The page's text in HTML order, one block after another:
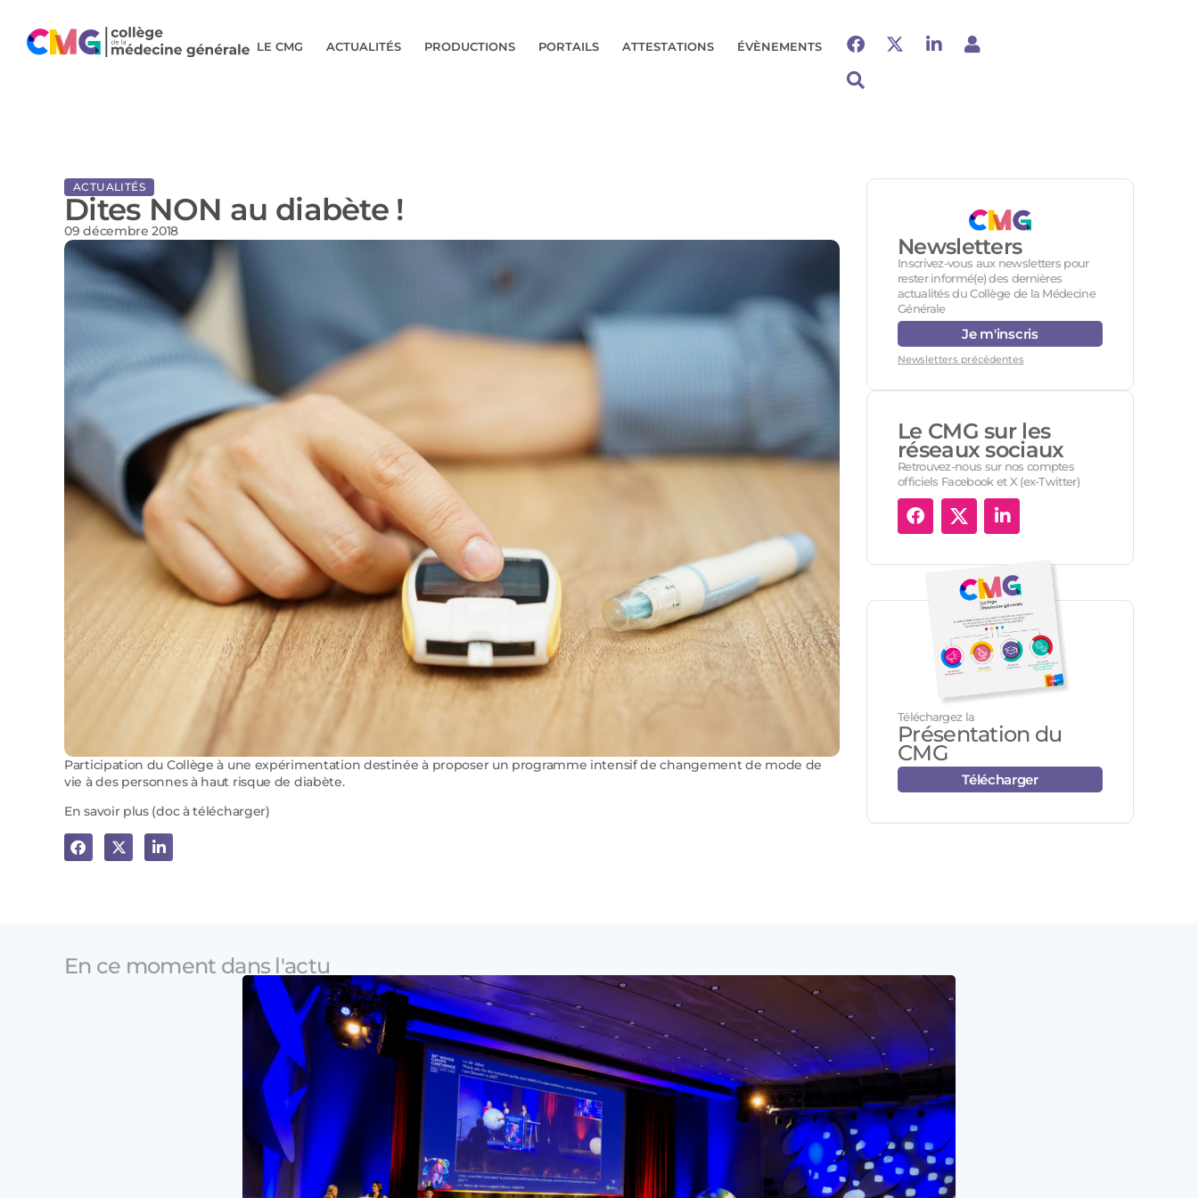
LE CMG ACTUALITÉS PRODUCTIONS PORTAILS ATTESTATIONS ÉVÈNEMENTS
ACTUALITÉS
Dites NON au diabète !
09 décembre 2018
Participation du Collège à une expérimentation destinée à proposer un programme intensif de changement de mode de
vie à des personnes à haut risque de diabète.
En savoir plus (doc à télécharger)
Newsletters
Inscrivez-vous aux newsletters pour
rester informé(e) des dernières
actualités du Collège de la Médecine
Générale
Je m'inscris
Newsletters précédentes
Le CMG sur les
réseaux sociaux
Retrouvez-nous sur nos comptes
officiels Facebook et X (ex-Twitter)
Téléchargez la
Présentation du
CMG
Télécharger
En ce moment dans l'actu